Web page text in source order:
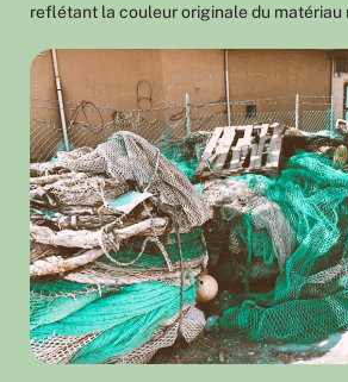
reflétant la couleur originale du matériau